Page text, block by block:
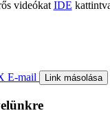
videókat IDE
E-mail Link másolása